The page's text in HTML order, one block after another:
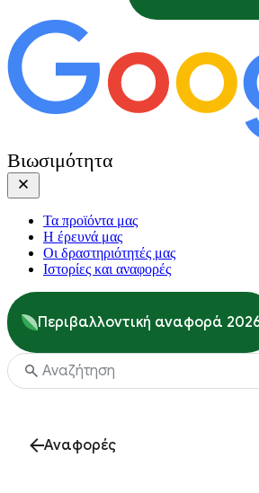
Βιωσιμότητα
Τα προϊόντα μας
Η έρευνά μας
Οι δραστηριότητές μας
Ιστορίες και αναφορές
Περιβαλλοντική αναφορά
Αναφορές